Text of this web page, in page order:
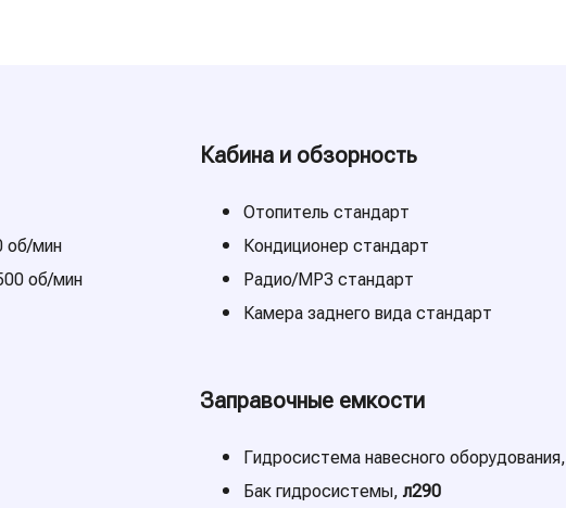
об/мин
об/мин
Кабина и обзорность
Отопитель стандарт
Кондиционер стандарт
Радио/MP3 стандарт
Камера заднего вида стандарт
Заправочные емкости
Гидросистема навесного оборудования,
Бак гидросистемы, л290